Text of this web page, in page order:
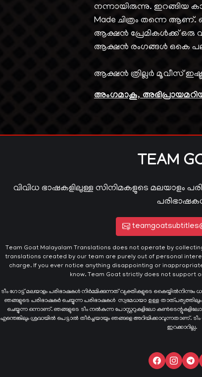
നന്നായിരുന്നു. ഇറങ്ങിയ
Made ചിത്രം തന്നെ
ആക്ഷൻ പ്രേമികൾക്ക് ഒരു
ആക്ഷൻ രംഗങ്ങൾ ഒകെ പല
ആക്ഷൻ ത്രില്ലർ മൂവീസ്
അംഗമാകൂ,
TEAM
വിവിധ ഭാഷകളിലുള്ള സിനിമകളുടെ മലയാളം
Team Goat Malayalam Translations does not operate by
translations created by our team are purely out of personal
charge. If you ever notice anything disappointing or
know. Team Goat strictly does not support
ടീം ഗോട്ട് മലയാളം പരിഭാഷകൾ നിർമ്മിക്കുന്നത് വ്യക്തികളുടെ
ഞങ്ങളുടെ പരിഭാഷകർ ചെയ്യുന്ന പരിഭാഷകള്‍ സ്വമേധയാ ഉള്ള
ചെയ്യുന്ന ഒന്നാണ്. ഞങ്ങളുടെ ടീം നൽകുന്ന പോസ്റ്ററുകളിലോ
എന്തെങ്കിലും ശ്രദ്ധയിൽ പെട്ടാൽ തീർച്ചയായും ഞങ്ങളെ അറിയിക്കാവുന്നതാണ്.
ഇറക്കാറില്ല.